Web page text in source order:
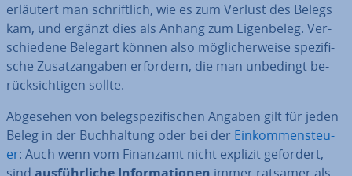
erläutert man schrift­lich, wie es zum Verlust des Belegs
kam, und ergänzt dies als Anhang zum Ei­gen­be­leg. Ver­
schie­de­ne Belegart können also mög­li­cher­wei­se spe­zi­fi­
sche Zu­satz­an­ga­ben erfordern, die man unbedingt be­
rück­sich­ti­gen sollte.
Abgesehen von be­leg­spe­zi­fi­schen Angaben gilt für jeden
Beleg in der Buch­hal­tung oder bei der Ein­kom­men­steu­
er: Auch wenn vom Finanzamt nicht explizit gefordert,